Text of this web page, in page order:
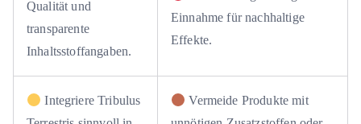
Qualität und
transparente
Inhaltsstoffangaben.
Einnahme für nachhaltige
Effekte.
Integriere Tribulus
Vermeide Produkte mit